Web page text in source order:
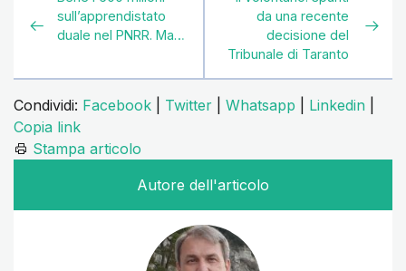
sull’apprendistato
duale nel PNRR. Ma…
da una recente
decisione del
Tribunale di Taranto
Condividi: Facebook Twitter Whatsapp Linkedin
Copia link
Stampa articolo
Autore dell'articolo